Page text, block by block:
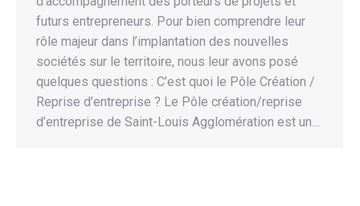
futurs entrepreneurs. Pour bien comprendre leur
rôle majeur dans l’implantation des nouvelles
sociétés sur le territoire, nous leur avons posé
quelques questions : C’est quoi le Pôle Création /
Reprise d’entreprise ? Le Pôle création/reprise
d’entreprise de Saint-Louis Agglomération est un…